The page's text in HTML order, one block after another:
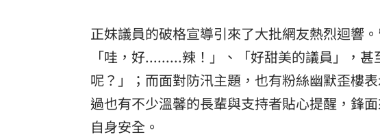
正妹議員的破格宣導引來了大批網友熱烈迴響
「哇，好.........辣！」、「好甜美的議員」，
呢？」；而面對防汛主題，也有粉絲幽默歪樓
過也有不少溫馨的長輩與支持者貼心提醒，鋒
自身安全。